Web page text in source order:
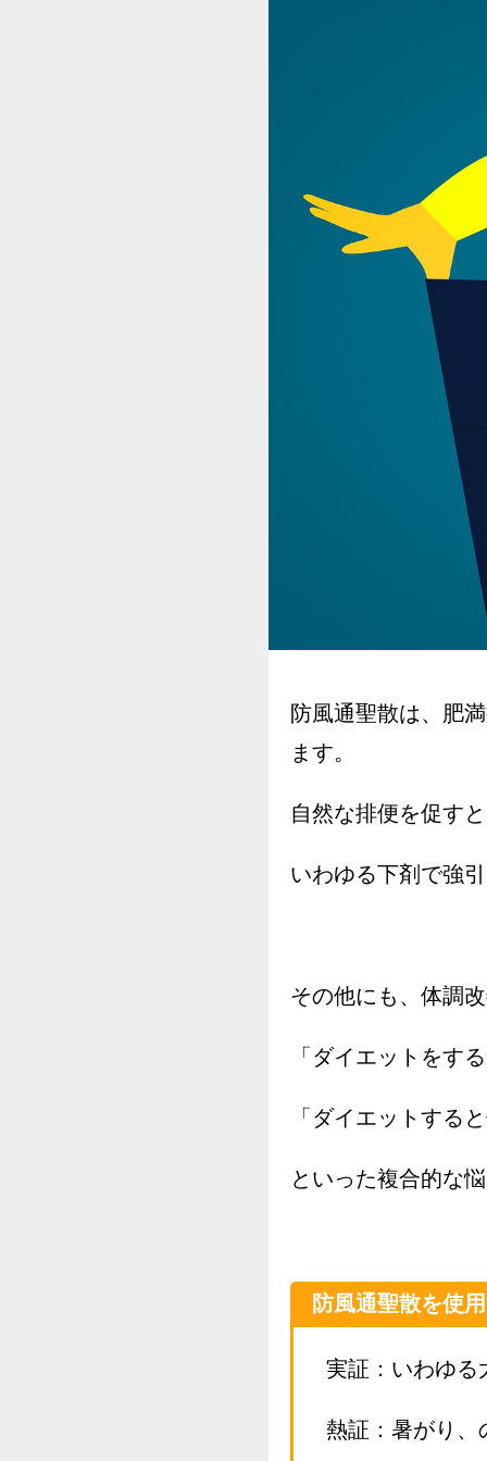
防風通聖散は、肥
ます。
自然な排便を促す
いわゆる下剤で強
その他にも、体調
「ダイエットをす
「ダイエットする
といった複合的な
防風通聖散を使
実証：いわゆる
熱証：暑がり、